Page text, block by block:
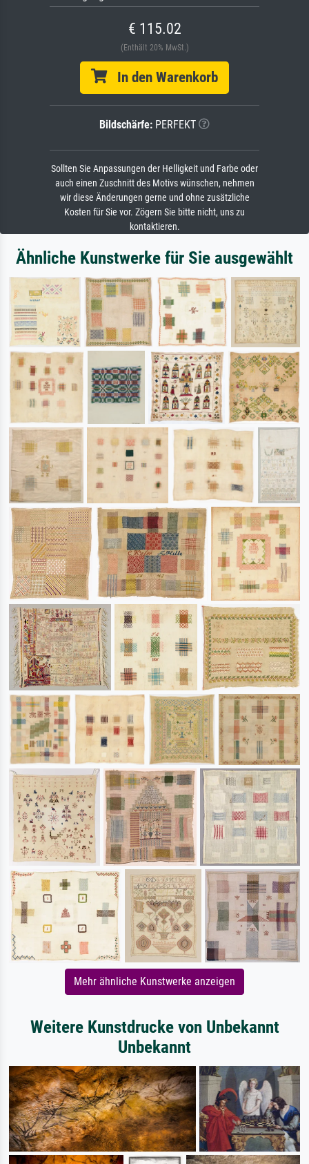
€ 115.02
(Enthält 20% MwSt.)
In den Warenkorb
Bildschärfe: PERFEKT
Sollten Sie Anpassungen der Helligkeit und Farbe oder
auch einen Zuschnitt des Motivs wünschen, nehmen
wir diese Änderungen gerne und ohne zusätzliche
Kosten für Sie vor. Zögern Sie bitte nicht, uns zu
kontaktieren.
Ähnliche Kunstwerke für Sie ausgewählt
Mehr ähnliche Kunstwerke anzeigen
Weitere Kunstdrucke von Unbekannt
Unbekannt